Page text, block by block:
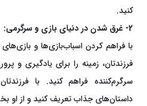
کنید.
2- غرق شدن در دنیای بازی و سرگرمی:
با فراهم کردن اسباب‌بازی‌ها و
فرزندتان، زمینه را برای یادگیری
سرگرم‌کننده فراهم کنید. با
داستان‌های جذاب تعریف کنید و از او